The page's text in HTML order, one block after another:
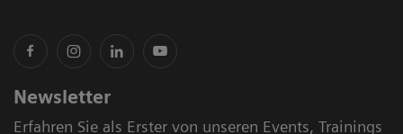
Newsletter
Erfahren Sie als Erster von unseren Events, Trainings